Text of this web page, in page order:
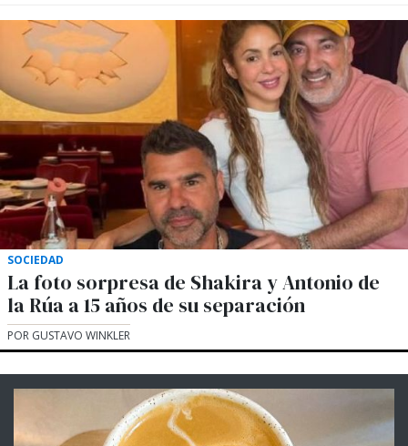
SOCIEDAD
La foto sorpresa de Shakira y Antonio de
la Rúa a 15 años de su separación
POR GUSTAVO WINKLER